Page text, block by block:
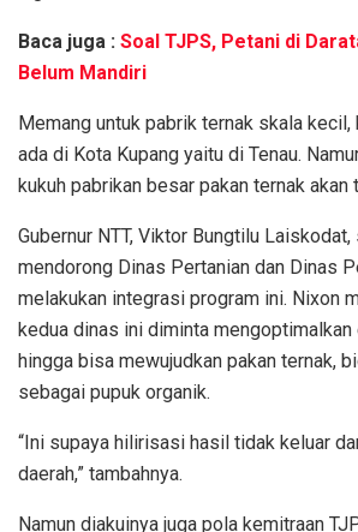
Baca juga : Soal TJPS, Petani di
Belum Mandiri
Memang untuk pabrik ternak skala kecil,
ada di Kota Kupang yaitu di Tenau.
kukuh pabrikan besar pakan ternak akan
Gubernur NTT, Viktor Bungtilu
mendorong Dinas Pertanian dan Dinas
melakukan integrasi program ini. Nixon
kedua dinas ini diminta
hingga bisa mewujudkan pakan ternak,
sebagai pupuk organik.
“Ini supaya hilirisasi hasil tidak keluar
daerah,” tambahnya.
Namun diakuinya juga pola kemitraan